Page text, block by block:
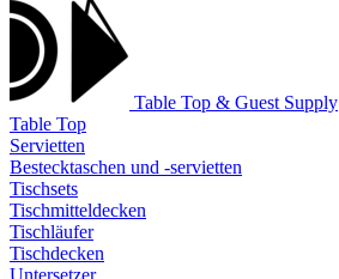
Table Top & Guest Supply
Table Top
Servietten
Bestecktaschen und -servietten
Tischsets
Tischmitteldecken
Tischläufer
Tischdecken